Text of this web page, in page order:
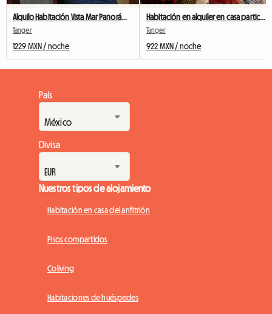
Alquilo Habitación Vista Mar Panorámica.
Tanger
1229 MXN / noche
Tanger
922 MXN / noche
País
Divisa
Nuestros tipos de alojamiento
Habitación en casa del anfitrión
Pisos compartidos
Coliving
Habitaciones de huéspedes